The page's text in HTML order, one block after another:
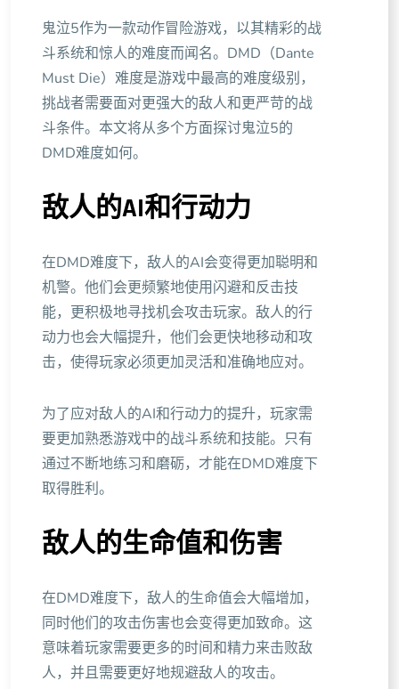
鬼泣5作为一款动作冒险游戏，以其精彩的战
斗系统和惊人的难度而闻名。DMD（Dante
Must Die）难度是游戏中最高的难度级别，
挑战者需要面对更强大的敌人和更严苛的战
斗条件。本文将从多个方面探讨鬼泣5的
DMD难度如何。
敌人的AI和行动力
在DMD难度下，敌人的AI会变得更加聪明和
机警。他们会更频繁地使用闪避和反击技
能，更积极地寻找机会攻击玩家。敌人的行
动力也会大幅提升，他们会更快地移动和攻
击，使得玩家必须更加灵活和准确地应对。
为了应对敌人的AI和行动力的提升，玩家需
要更加熟悉游戏中的战斗系统和技能。只有
通过不断地练习和磨砺，才能在DMD难度下
取得胜利。
敌人的生命值和伤害
在DMD难度下，敌人的生命值会大幅增加，
同时他们的攻击伤害也会变得更加致命。这
意味着玩家需要更多的时间和精力来击败敌
人，并且需要更好地规避敌人的攻击。